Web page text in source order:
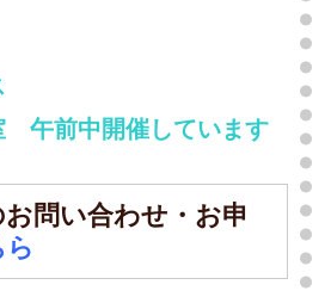
午前中開催しています
問い合わせ・お申
ら